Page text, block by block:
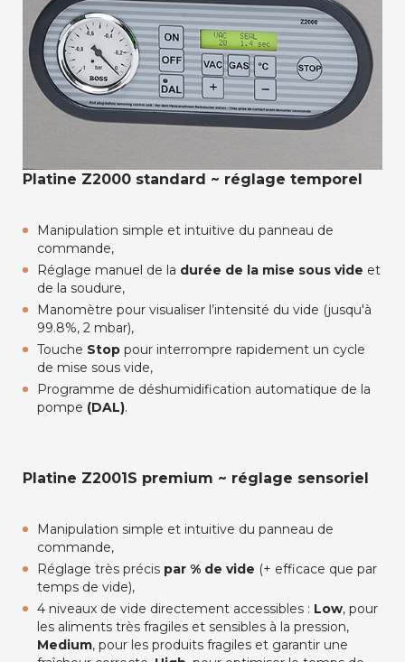
Platine Z2000 standard ~ réglage temporel
Manipulation simple et intuitive du panneau de
commande,
Réglage manuel de la durée de la mise sous vide et
de la soudure,
Manomètre pour visualiser l’intensité du vide (jusqu'à
99.8%, 2 mbar),
Touche Stop pour interrompre rapidement un cycle
de mise sous vide,
Programme de déshumidification automatique de la
pompe (DAL).
Platine Z2001S premium ~ réglage sensoriel
Manipulation simple et intuitive du panneau de
commande,
Réglage très précis par % de vide (+ efficace que par
temps de vide),
4 niveaux de vide directement accessibles : Low, pour
les aliments très fragiles et sensibles à la pression,
Medium, pour les produits fragiles et garantir une